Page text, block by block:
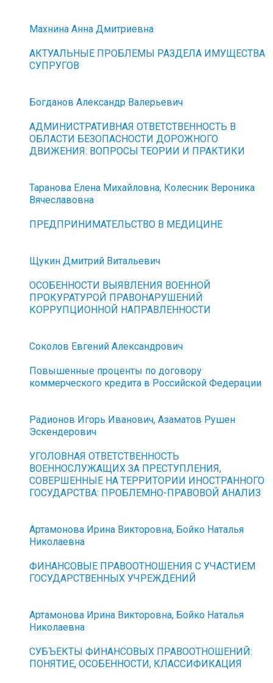
Махнина Анна Дмитриевна
АКТУАЛЬНЫЕ ПРОБЛЕМЫ РАЗДЕЛА ИМУЩЕСТВА
СУПРУГОВ
Богданов Александр Валерьевич
АДМИНИСТРАТИВНАЯ ОТВЕТСТВЕННОСТЬ В
ОБЛАСТИ БЕЗОПАСНОСТИ ДОРОЖНОГО
ДВИЖЕНИЯ: ВОПРОСЫ ТЕОРИИ И ПРАКТИКИ
Таранова Елена Михайловна, Колесник Вероника
Вячеславовна
ПРЕДПРИНИМАТЕЛЬСТВО В МЕДИЦИНЕ
Щукин Дмитрий Витальевич
ОСОБЕННОСТИ ВЫЯВЛЕНИЯ ВОЕННОЙ
ПРОКУРАТУРОЙ ПРАВОНАРУШЕНИЙ
КОРРУПЦИОННОЙ НАПРАВЛЕННОСТИ
Соколов Евгений Александрович
Повышенные проценты по договору
коммерческого кредита в Российской Федерации
Радионов Игорь Иванович, Азаматов Рушен
Эскендерович
УГОЛОВНАЯ ОТВЕТСТВЕННОСТЬ
ВОЕННОСЛУЖАЩИХ ЗА ПРЕСТУПЛЕНИЯ,
СОВЕРШЕННЫЕ НА ТЕРРИТОРИИ ИНОСТРАННОГО
ГОСУДАРСТВА: ПРОБЛЕМНО-ПРАВОВОЙ АНАЛИЗ
Артамонова Ирина Викторовна, Бойко Наталья
Николаевна
ФИНАНСОВЫЕ ПРАВООТНОШЕНИЯ С УЧАСТИЕМ
ГОСУДАРСТВЕННЫХ УЧРЕЖДЕНИЙ
Артамонова Ирина Викторовна, Бойко Наталья
Николаевна
СУБЪЕКТЫ ФИНАНСОВЫХ ПРАВООТНОШЕНИЙ:
ПОНЯТИЕ, ОСОБЕННОСТИ, КЛАССИФИКАЦИЯ